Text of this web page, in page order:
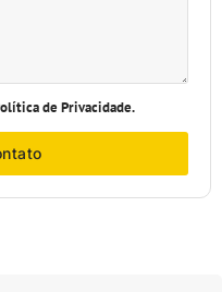
de Privacidade.